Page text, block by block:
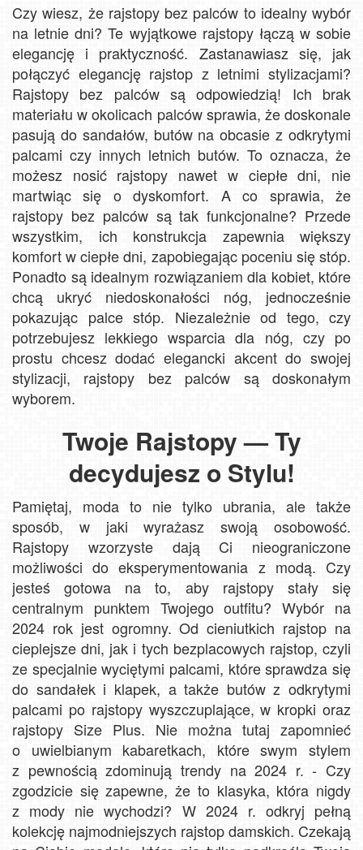
Czy wiesz, że rajstopy bez palców to idealny wybór
na letnie dni? Te wyjątkowe rajstopy łączą w sobie
elegancję i praktyczność. Zastanawiasz się, jak
połączyć elegancję rajstop z letnimi stylizacjami?
Rajstopy bez palców są odpowiedzią! Ich brak
materiału w okolicach palców sprawia, że doskonale
pasują do sandałów, butów na obcasie z odkrytymi
palcami czy innych letnich butów. To oznacza, że
możesz nosić rajstopy nawet w ciepłe dni, nie
martwiąc się o dyskomfort. A co sprawia, że
rajstopy bez palców są tak funkcjonalne? Przede
wszystkim, ich konstrukcja zapewnia większy
komfort w ciepłe dni, zapobiegając poceniu się stóp.
Ponadto są idealnym rozwiązaniem dla kobiet, które
chcą ukryć niedoskonałości nóg, jednocześnie
pokazując palce stóp. Niezależnie od tego, czy
potrzebujesz lekkiego wsparcia dla nóg, czy po
prostu chcesz dodać elegancki akcent do swojej
stylizacji, rajstopy bez palców są doskonałym
wyborem.
Twoje Rajstopy — Ty
decydujesz o Stylu!
Pamiętaj, moda to nie tylko ubrania, ale także
sposób, w jaki wyrażasz swoją osobowość.
Rajstopy wzorzyste dają Ci nieograniczone
możliwości do eksperymentowania z modą. Czy
jesteś gotowa na to, aby rajstopy stały się
centralnym punktem Twojego outfitu? Wybór na
2024 rok jest ogromny. Od cieniutkich rajstop na
cieplejsze dni, jak i tych bezplacowych rajstop, czyli
ze specjalnie wyciętymi palcami, które sprawdza się
do sandałek i klapek, a także butów z odkrytymi
palcami po rajstopy wyszczuplające, w kropki oraz
rajstopy Size Plus. Nie można tutaj zapomnieć
o uwielbianym kabaretkach, które swym stylem
z pewnością zdominują trendy na 2024 r. - Czy
zgodzicie się zapewne, że to klasyka, która nigdy
z mody nie wychodzi? W 2024 r. odkryj pełną
kolekcję najmodniejszych rajstop damskich. Czekają